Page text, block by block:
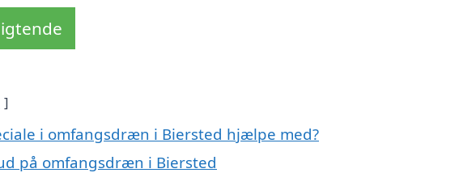
i omfangsdræn i Biersted hjælpe med?
på omfangsdræn i Biersted